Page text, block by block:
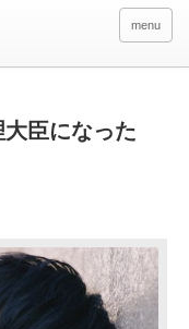
menu
臣になった